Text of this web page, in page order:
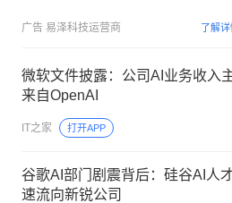
广告 易泽科技运营商 了解详
微软文件披露：公司AI业务收入
来自OpenAI
IT之家 打开APP
谷歌AI部门剧震背后：硅谷AI人
速流向新锐公司